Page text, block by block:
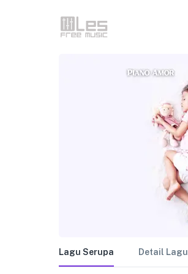
Lagu Serupa Detail Lagu